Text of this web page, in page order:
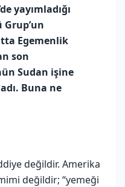
yayımladığı
Egemenlik
son
Sudan işine
Buna ne
değildir. Amerika
değildir; “yemeği